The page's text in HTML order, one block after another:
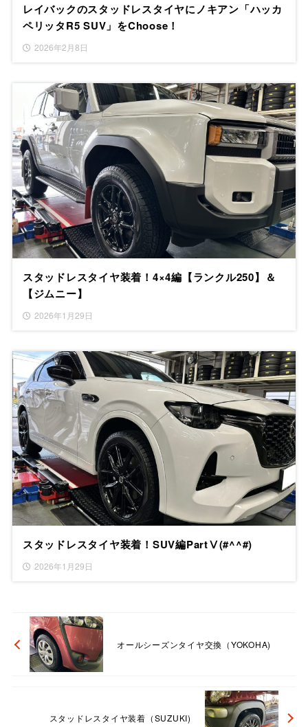
レイバックのスタッドレスタイヤにノキアン「ハッカ
ペリッタR5 SUV」をChoose！
2026年2月8日
スタッドレスタイヤ装着！4×4編【ランクル250】＆
【ジムニー】
2026年1月29日
スタッドレスタイヤ装着！SUV編PartⅤ(#^^#)
2026年1月29日
オールシーズンタイヤ交換（YOKOHA)
スタッドレスタイヤ装着（SUZUKI)